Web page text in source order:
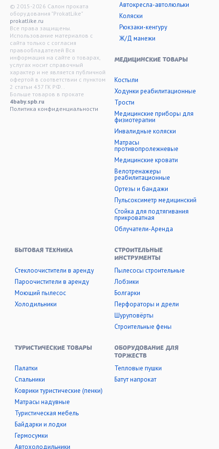
© 2015-2026 Салон проката
оборудования "ProkatLike"
prokatlike.ru
Все права защищены.
Использование материалов с
сайта только с согласия
правообладателей Вся
информация на сайте о товарах,
услугах носит справочный
характер и не является публичной
офертой в соответствии с пунктом
2 статьи 437 ГК РФ. .
Больше товаров в прокате
4baby.spb.ru
Политика конфиденциальности
Автокресла-автолюльки
Коляски
Рюкзаки-кенгуру
Ж/Д манежи
МЕДИЦИНСКИЕ ТОВАРЫ
Костыли
Ходунки реабилитационные
Трости
Медицинские приборы для
физиотерапии
Инвалидные коляски
Матрасы
противопролежневые
Медицинские кровати
Велотренажеры
реабилитационные
Ортезы и бандажи
Пульсоксиметр медицинский
Стойка для подтягивания
прикроватная
Облучатели-Аренда
БЫТОВАЯ ТЕХНИКА
Стеклоочистители в аренду
Пароочистители в аренду
Моющий пылесос
Холодильники
СТРОИТЕЛЬНЫЕ
ИНСТРУМЕНТЫ
Пылесосы строительные
Лобзики
Болгарки
Перфораторы и дрели
Шуруповёрты
Строительные фены
ТУРИСТИЧЕСКИЕ ТОВАРЫ
Палатки
Cпальники
Коврики туристические (пенки)
Матрасы надувные
Туристическая мебель
Байдарки и лодки
Гермосумки
Автохолодильники
ОБОРУДОВАНИЕ ДЛЯ
ТОРЖЕСТВ
Тепловые пушки
Батут напрокат